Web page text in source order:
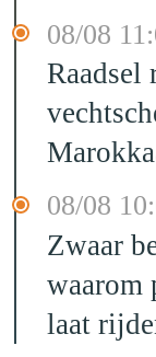
08/08
08/08
Zwaar
waarom
laat